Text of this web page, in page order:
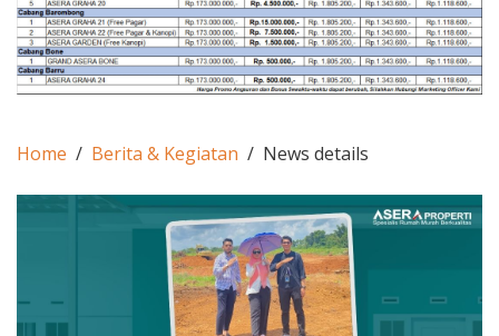
Home Berita & Kegiatan News details